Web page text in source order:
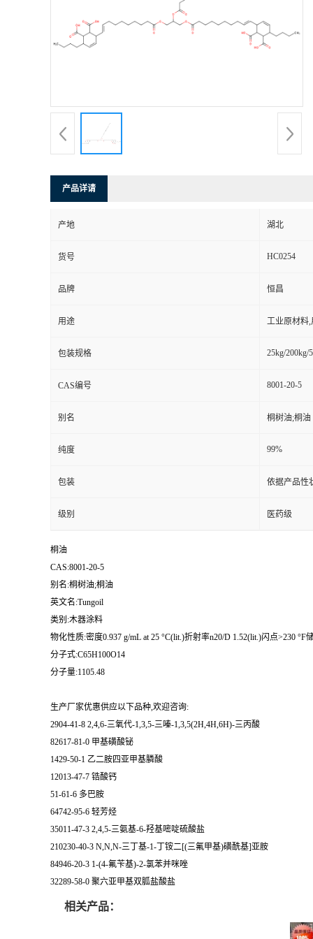
产品详请
产地 湖北
货号 HC0254
品牌 恒昌
用途 工业原材料
包装规格 25kg/200kg/
CAS编号 8001-20-5
别名 桐树油;桐油
纯度 99%
包装 依据产品性
级别 医药级
桐油
CAS:8001-20-5
别名:桐树油;桐油
英文名:Tungoil
类别:木器涂料
物化性质:密度0.937 g/mL at 25 °C(lit.)折射率n20/D 1.52(lit.)闪点>230 °F
分子式:C65H100O14
分子量:1105.48
生产厂家优惠供应以下品种,欢迎咨询:
2904-41-8 2,4,6-三氧代-1,3,5-三嗪-1,3,5(2H,4H,6H)-三丙酸
82617-81-0 甲基磺酸铋
1429-50-1 乙二胺四亚甲基膦酸
12013-47-7 锆酸钙
51-61-6 多巴胺
64742-95-6 轻芳烃
35011-47-3 2,4,5-三氨基-6-羟基嘧啶硫酸盐
210230-40-3 N,N,N-三丁基-1-丁铵二[(三氟甲基)磺酰基]亚胺
84946-20-3 1-(4-氟苄基)-2-氯苯并咪唑
32289-58-0 聚六亚甲基双胍盐酸盐
相关产品：